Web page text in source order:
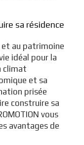
sa résidence
et au patrimoine
idéal pour la
climat
et sa
prisée
construire sa
vous
avantages de